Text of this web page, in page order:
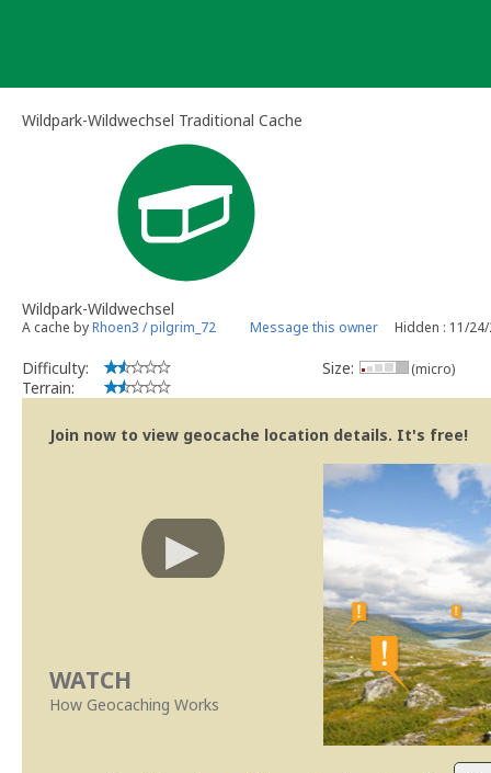
Wildpark-Wildwechsel Traditional Cache
Wildpark-Wildwechsel
A cache byRhoen3 / pilgrim_72 Message this owner Hidden : 11/
Difficulty:
Terrain:
Size: (micro)
Join now to view geocache location details. It's free!
WATCH
How Geocaching Works